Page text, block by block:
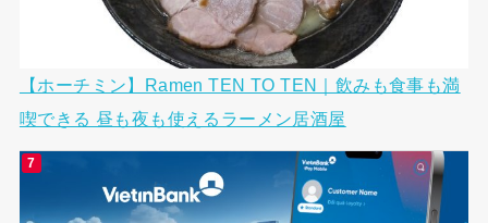
【ホーチミン】Ramen TEN TO TEN｜飲みも食事も満
喫できる 昼も夜も使えるラーメン居酒屋